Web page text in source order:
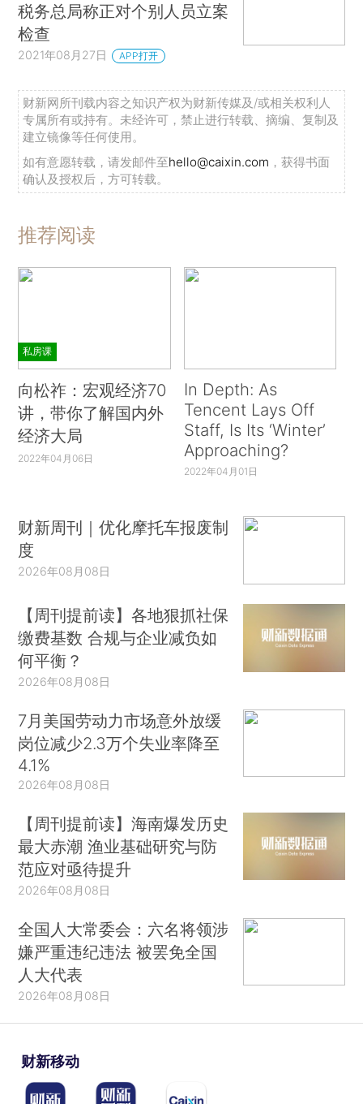
税务总局称正对个别人员立案
检查
2021年08月27日 APP打开
财新网所刊载内容之知识产权为财新传媒及/或相关权利人
专属所有或持有。未经许可，禁止进行转载、摘编、复制及
建立镜像等任何使用。
如有意愿转载，请发邮件至hello@caixin.com ，获得书面
确认及授权后，方可转载。
推荐阅读
私房课
向松祚：宏观经济70
讲，带你了解国内外
经济大局
2022年04月06日
In Depth: As
Tencent Lays Off
Staff, Is Its ‘Winter’
Approaching?
2022年04月01日
财新周刊｜优化摩托车报废制
度
2026年08月08日
【周刊提前读】各地狠抓社保
缴费基数 合规与企业减负如
何平衡？
2026年08月08日
7月美国劳动力市场意外放缓
岗位减少2.3万个失业率降至
4.1%
2026年08月08日
【周刊提前读】海南爆发历史
最大赤潮 渔业基础研究与防
范应对亟待提升
2026年08月08日
全国人大常委会：六名将领涉
嫌严重违纪违法 被罢免全国
人大代表
2026年08月08日
财新移动